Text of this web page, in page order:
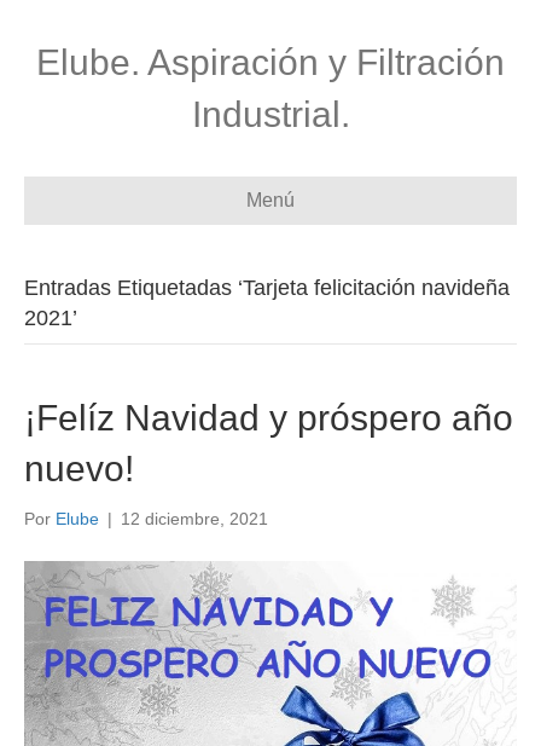
Elube. Aspiración y Filtración
Industrial.
Menú
Entradas Etiquetadas ‘Tarjeta felicitación navideña
2021’
¡Felíz Navidad y próspero año
nuevo!
Por Elube | 12 diciembre, 2021